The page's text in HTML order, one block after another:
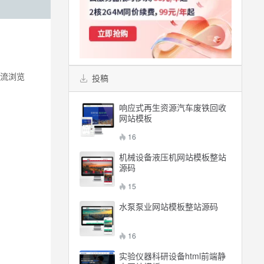
浏览 投稿
响应式再生资源汽车废铁回收
网站模板
16
机械设备液压机网站模板整站
源码
15
水泵泵业网站模板整站源码
16
实验仪器科研设备html前端静